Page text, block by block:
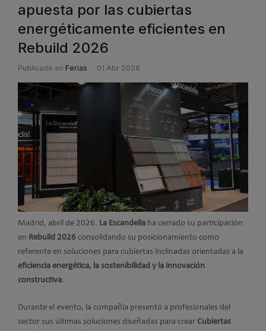
apuesta por las cubiertas
energéticamente eficientes en
Rebuild 2026
Publicado en Ferias 01 Abr 2026
Madrid, abril de 2026. La Escandella ha cerrado su participación
en Rebuild 2026 consolidando su posicionamiento como
referente en soluciones para cubiertas inclinadas orientadas a la
eficiencia energética, la sostenibilidad y la innovación
constructiva.
Durante el evento, la compañía presentó a profesionales del
sector sus últimas soluciones diseñadas para crear Cubiertas